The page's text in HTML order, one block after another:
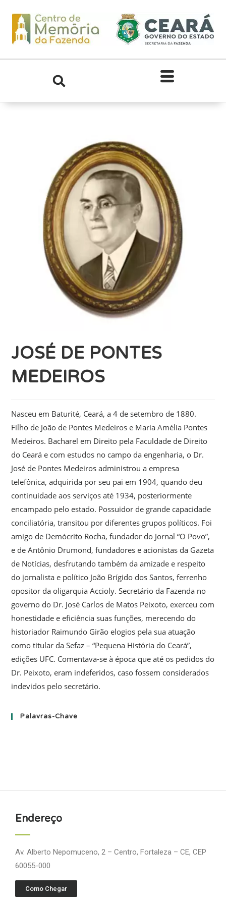
JOSÉ DE PONTES
MEDEIROS
Nasceu em Baturité, Ceará, a 4 de setembro de 1880.
Filho de João de Pontes Medeiros e Maria Amélia Pontes
Medeiros. Bacharel em Direito pela Faculdade de Direito
do Ceará e com estudos no campo da engenharia, o Dr.
José de Pontes Medeiros administrou a empresa
telefônica, adquirida por seu pai em 1904, quando deu
continuidade aos serviços até 1934, posteriormente
encampado pelo estado. Possuidor de grande capacidade
conciliatória, transitou por diferentes grupos políticos. Foi
amigo de Demócrito Rocha, fundador do Jornal “O Povo”,
e de Antônio Drumond, fundadores e acionistas da Gazeta
de Notícias, desfrutando também da amizade e respeito
do jornalista e político João Brígido dos Santos, ferrenho
opositor da oligarquia Accioly. Secretário da Fazenda no
governo do Dr. José Carlos de Matos Peixoto, exerceu com
honestidade e eficiência suas funções, merecendo do
historiador Raimundo Girão elogios pela sua atuação
como titular da Sefaz – “Pequena História do Ceará”,
edições UFC. Comentava-se à época que até os pedidos do
Dr. Peixoto, eram indeferidos, caso fossem considerados
indevidos pelo secretário.
Palavras-Chave
Endereço
Av. Alberto Nepomuceno, 2 – Centro, Fortaleza – CE, CEP
60055-000
Como Chegar